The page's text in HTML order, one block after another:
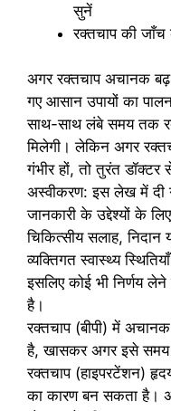
सुनें
रक्तचाप की
अगर रक्तचाप अचानक बढ़
गए आसान उपायों का
साथ-साथ लंबे समय तक
मिलेगी। लेकिन अगर
गंभीर हों, तो तुरंत
अस्वीकरण: इस लेख में दी
जानकारी के उद्देश्यों के
चिकित्सीय सलाह,
व्यक्तिगत स्वास्थ्य
इसलिए कोई भी निर्णय
है।
रक्तचाप (बीपी) में
है, खासकर अगर इसे समय
रक्तचाप (हाइपरटेंशन)
का कारण बन सकता है।